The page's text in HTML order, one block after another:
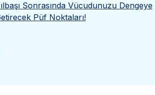
Sonrasında Vücudunuzu Dengeye
Püf Noktaları!